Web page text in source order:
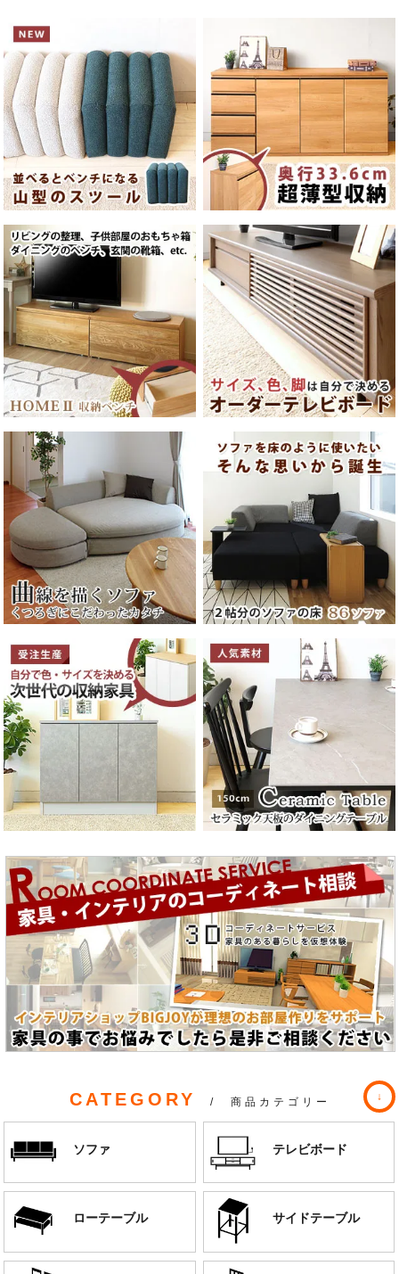
CATEGORY / 商品カテゴリー
ソファ テレビボード
ローテーブル サイドテーブル